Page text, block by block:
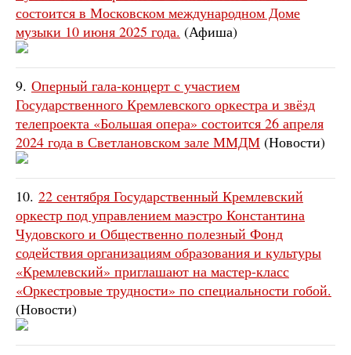
состоится в Московском международном Доме
музыки 10 июня 2025 года. (Афиша)
9. Оперный гала-концерт с участием
Государственного Кремлевского оркестра и звёзд
телепроекта «Большая опера» состоится 26 апреля
2024 года в Светлановском зале ММДМ (Новости)
10. 22 сентября Государственный Кремлевский
оркестр под управлением маэстро Константина
Чудовского и Общественно полезный Фонд
содействия организациям образования и культуры
«Кремлевский» приглашают на мастер-класс
«Оркестровые трудности» по специальности гобой.
(Новости)